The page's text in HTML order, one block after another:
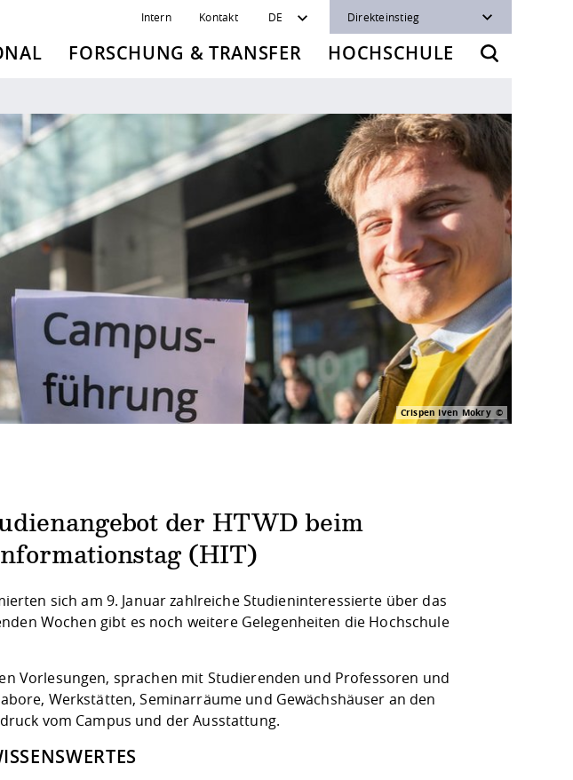
Intern Kontakt DE Direkteinstieg
FORSCHUNG & TRANSFER HOCHSCHULE
Crispen Iven Mokry
der HTWD beim
(HIT)
sich am 9. Januar zahlreiche Studieninteressierte über das
Wochen gibt es noch weitere Gelegenheiten die Hochschule
Vorlesungen, sprachen mit Studierenden und Professoren und
Werkstätten, Seminarräume und Gewächshäuser an den
vom Campus und der Ausstattung.